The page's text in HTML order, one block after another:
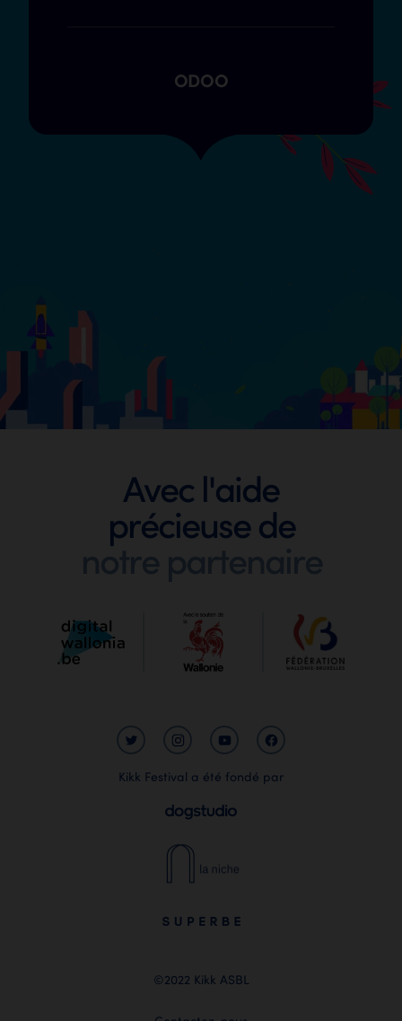
ODOO
Footer
Avec l'aide
précieuse de
notre partenaire
Kikk Festival a été fondé par
©2022 Kikk ASBL